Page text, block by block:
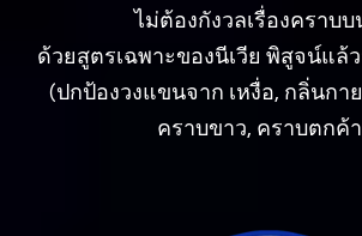
ไม่ต้องกังวลเรื่องคราบบ
ด้วยสูตรเฉพาะของนีเวีย พิสูจน์แล้
(ปกป้องวงแขนจาก เหงื่อ, กลิ่นกา
คราบขาว, คราบตกค้